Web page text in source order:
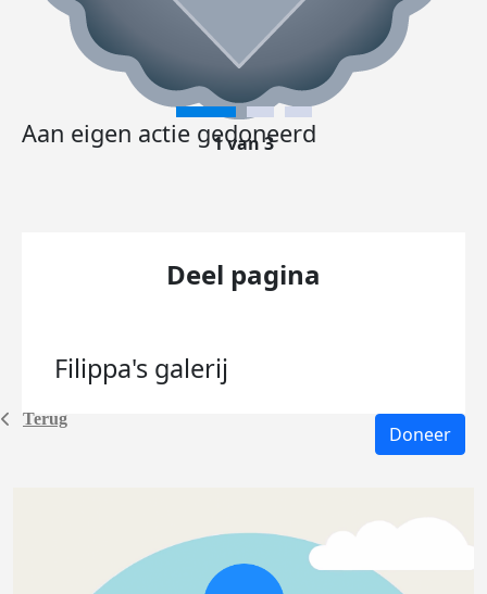
Terug
Aan eigen actie gedoneerd
1 van 3
Deel pagina
Filippa's galerij
Doneer